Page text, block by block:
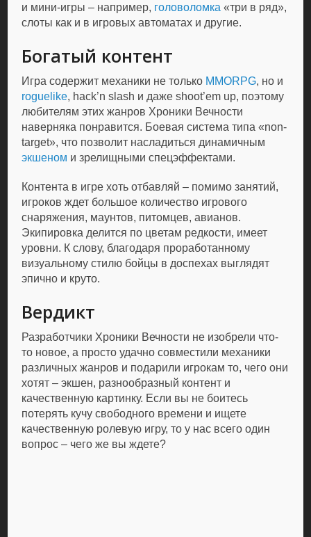
и мини-игры – например, головоломка «три в ряд»,
слоты как и в игровых автоматах и другие.
Богатый контент
Игра содержит механики не только MMORPG, но и
roguelike, hack’n slash и даже shoot’em up, поэтому
любителям этих жанров Хроники Вечности
наверняка понравится. Боевая система типа «non-
target», что позволит насладиться динамичным
экшеном и зрелищными спецэффектами.
Контента в игре хоть отбавляй – помимо занятий,
игроков ждет большое количество игрового
снаряжения, маунтов, питомцев, авианов.
Экипировка делится по цветам редкости, имеет
уровни. К слову, благодаря проработанному
визуальному стилю бойцы в доспехах выглядят
эпично и круто.
Вердикт
Разработчики Хроники Вечности не изобрели что-
то новое, а просто удачно совместили механики
различных жанров и подарили игрокам то, чего они
хотят – экшен, разнообразный контент и
качественную картинку. Если вы не боитесь
потерять кучу свободного времени и ищете
качественную ролевую игру, то у нас всего один
вопрос – чего же вы ждете?